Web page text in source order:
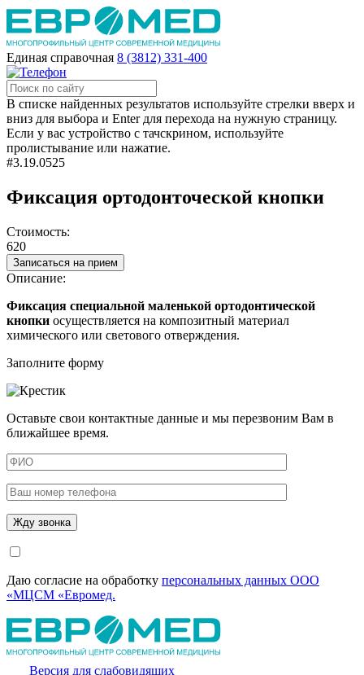
Единая справочная 8 (3812) 331-400
В списке найденных результатов используйте стрелки вверх и
вниз для выбора и Enter для перехода на нужную страницу.
Если у вас устройство с тачскрином, используйте
пролистывание или нажатие.
#3.19.0525
Фиксация ортодонточеской кнопки
Стоимость:
620
Записаться на прием
Описание:
Фиксация специальной маленькой ортодонтической
кнопки осуществляется на композитный материал
химического или светового отверждения.
Заполните форму
Оставьте свои контактные данные и мы перезвоним Вам в
ближайшее время.
Даю согласие на обработку персональных данных ООО
«МЦСМ «Евромед.
Версия для слабовидящих